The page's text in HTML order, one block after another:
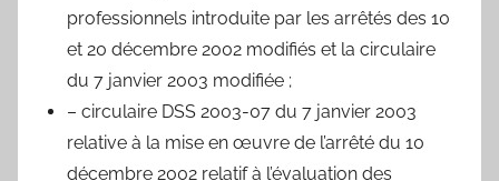
professionnels introduite par les arrêtés des 10
et 20 décembre 2002 modifiés et la circulaire
du 7 janvier 2003 modifiée ;
– circulaire DSS 2003-07 du 7 janvier 2003
relative à la mise en œuvre de l’arrêté du 10
décembre 2002 relatif à l’évaluation des